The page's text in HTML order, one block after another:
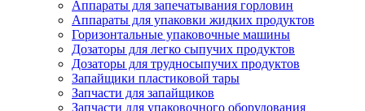
Аппараты для запечатывания горловин
Аппараты для упаковки жидких продуктов
Горизонтальные упаковочные машины
Дозаторы для легко сыпучих продуктов
Дозаторы для трудносыпучих продуктов
Запайщики пластиковой тары
Запчасти для запайщиков
Запчасти для упаковочного оборудования